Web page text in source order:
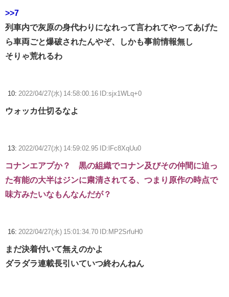
>>7
列車内で灰原の身代わりになれって言われてやってあげた
ら車両ごと爆破されたんやぞ、しかも事前情報無し
そりゃ荒れるわ
10: 2022/04/27(水) 14:58:00.16 ID:sjx1WLq+0
ウォッカ仕切るなよ
13: 2022/04/27(水) 14:59:02.95 ID:lFc8XqUu0
コナンエアプか？ 黒の組織でコナン及びその仲間に迫っ
た有能の大半はジンに粛清されてる、つまり原作の時点で
味方みたいなもんなんだが？
16: 2022/04/27(水) 15:01:34.70 ID:MP2SrfuH0
まだ決着付いて無えのかよ
ダラダラ連載長引いていつ終わんねん